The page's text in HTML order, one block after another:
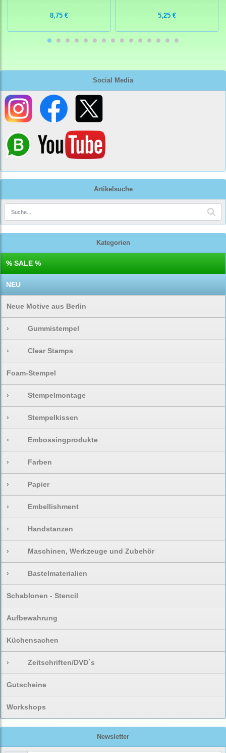
Social Media
Artikelsuche
Kategorien
% SALE %
NEU
Neue Motive aus Berlin
› Gummistempel
› Clear Stamps
Foam-Stempel
› Stempelmontage
› Stempelkissen
› Embossingprodukte
› Farben
› Papier
› Embellishment
› Handstanzen
› Maschinen, Werkzeuge und Zubehör
› Bastelmaterialien
Schablonen - Stencil
Aufbewahrung
Küchensachen
› Zeitschriften/DVD`s
Gutscheine
Workshops
Newsletter
8,75 € 5,25 €